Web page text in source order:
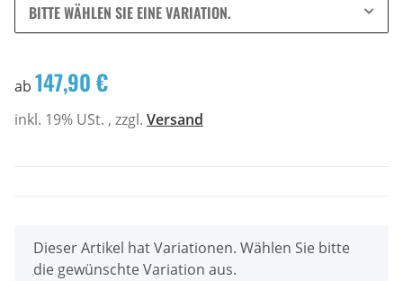
BITTE WÄHLEN SIE EINE VARIATION.
ab 147,90 €
inkl. 19% USt. , zzgl. Versand
x
Dieser Artikel hat Variationen. Wählen Sie bitte
die gewünschte Variation aus.